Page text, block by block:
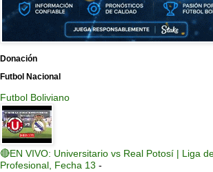
Donación
Futbol Nacional
Futbol Boliviano
🔴EN VIVO: Universitario vs Real Potosí | Liga
Profesional, Fecha 13 -